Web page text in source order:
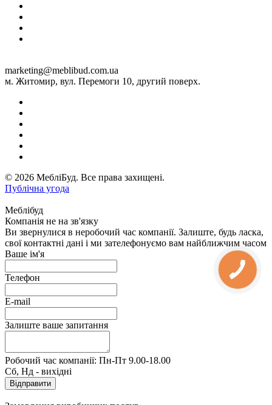
marketing@meblibud.com.ua
м. Житомир, вул. Перемоги 10, другий поверх.
© 2026 МебліБуд. Все права захищені.
Публічна угода
Меблібуд
Компанія не на зв'язку
Ви звернулися в неробочий час компанії. Залиште, будь ласка,
свої контактні дані і ми зателефонуємо вам найближчим часом
Ваше ім'я
Телефон
E-mail
Залиште ваше запитання
Робочий час компанії: Пн-Пт 9.00-18.00
Сб, Нд - вихідні